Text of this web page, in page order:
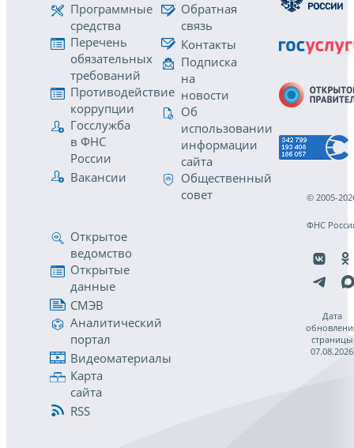
Программные
средства
Перечень
обязательных
требований
Противодействие
коррупции
Госслужба
в ФНС
России
Вакансии
Обратная
связь
Контакты
Подписка
на
новости
Об
использовании
информации
сайта
Общественный
совет
Открытое
ведомство
Открытые
данные
СМЭВ
Аналитический
портал
Видеоматериалы
Карта
сайта
RSS
© 2005-
ФНС
Дата
страницы
07.08.2026